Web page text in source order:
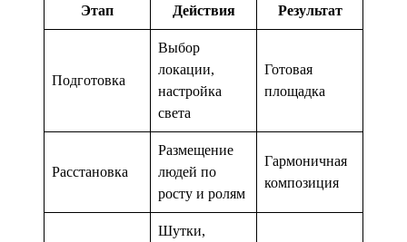
Этап Действия Результат
Подготовка
Выбор
локации,
настройка
света
Готовая
площадка
Расстановка
Размещение
людей по
росту и ролям
Гармоничная
композиция
Шутки,